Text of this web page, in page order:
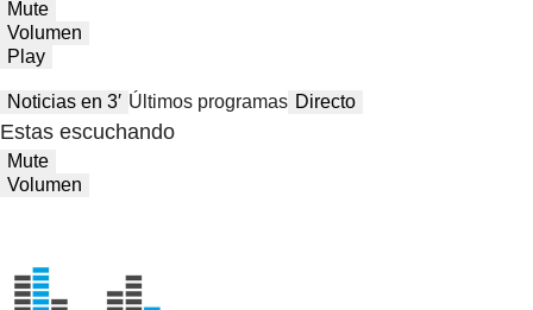
Mute
Volumen
Play
Noticias en 3′ Últimos programas Directo
Estas escuchando
Mute
Volumen